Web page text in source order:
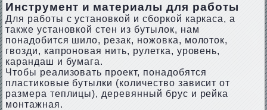
Инструмент и материалы для работы
Для работы с установкой и сборкой каркаса, а
также установкой стен из бутылок, нам
понадобится шило, резак, ножовка, молоток,
гвозди, капроновая нить, рулетка, уровень,
карандаш и бумага.
Чтобы реализовать проект, понадобятся
пластиковые бутылки (количество зависит от
размера теплицы), деревянный брус и рейка
монтажная.